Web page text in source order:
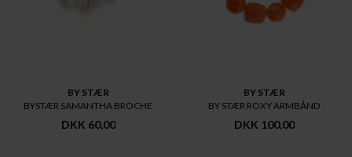
BY STÆR
BYSTÆR SAMANTHA BROCHE
DKK 60,00
BY STÆR
BY STÆR ROXY ARMBÅND
DKK 100,00